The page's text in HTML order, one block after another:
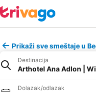
Prikaži sve smeštaje u
Destinacija
Arthotel Ana Adlon |
Dolazak/odlazak